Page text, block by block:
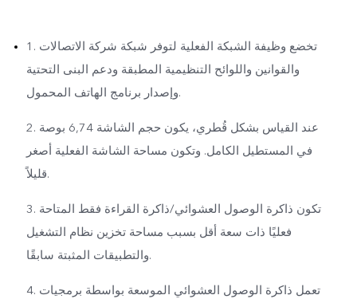
1. تخضع وظيفة الشبكة الفعلية لتوفر شبكة شركة الاتصالات
والقوانين واللوائح التنظيمية المطبقة ودعم البنى التحتية
وإصدار برنامج الهاتف المحمول.
2. عند القياس بشكل قُطري، يكون حجم الشاشة 6,74 بوصة
في المستطيل الكامل. وتكون مساحة الشاشة الفعلية أصغر
قليلاً.
3. تكون ذاكرة الوصول العشوائي/ذاكرة القراءة فقط المتاحة
فعليًا ذات سعة أقل بسبب مساحة تخزين نظام التشغيل
والتطبيقات المثبتة سابقًا.
4. تعمل ذاكرة الوصول العشوائي الموسعة بواسطة برمجيات